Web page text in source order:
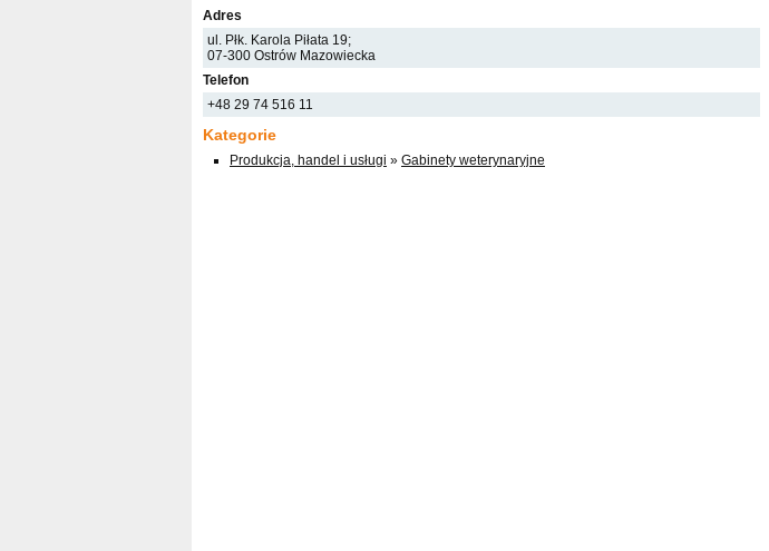
Adres
ul. Płk. Karola Piłata 19;
07-300 Ostrów Mazowiecka
Telefon
+48 29 74 516 11
Kategorie
Produkcja, handel i usługi » Gabinety weterynaryjne